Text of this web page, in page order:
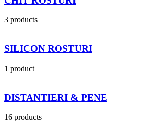
3 products
SILICON ROSTURI
1 product
DISTANTIERI & PENE
16 products